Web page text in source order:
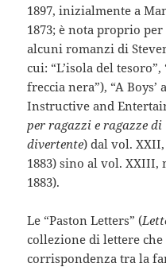
1897, inizialmente a
1873; è nota proprio
alcuni romanzi di
cui: “L’isola del
freccia nera”), “A Boys’
Instructive and
per ragazzi e ragazze
divertente) dal vol. XXII,
1883) sino al vol. XXIII,
1883).
Le “Paston Letters” (
collezione di lettere
corrispondenza tra la